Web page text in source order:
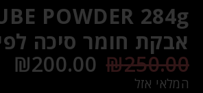
POWDER 284g
אבקת חומר סיכה
₪250.00
₪200.00
המלאי אזל